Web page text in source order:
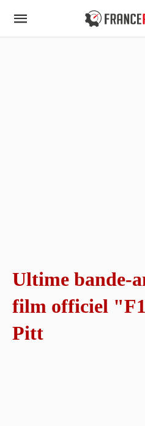
Ultime bande-
film officiel
Pitt